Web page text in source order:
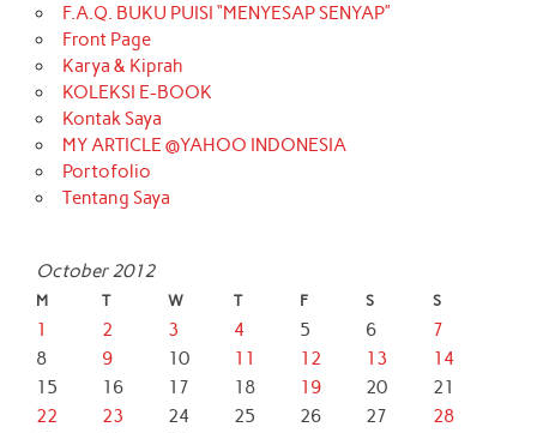
F.A.Q. BUKU PUISI “MENYESAP SENYAP”
Front Page
Karya & Kiprah
KOLEKSI E-BOOK
Kontak Saya
MY ARTICLE @YAHOO INDONESIA
Portofolio
Tentang Saya
October 2012
M T W T F S S
1 2 3 4 5 6
7
8
9 10 11 12 13
14
15
16 17 18 19 20
21
22
23 24 25 26 27
28